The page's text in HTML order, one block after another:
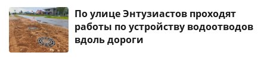
По улице Энтузиастов проходят
работы по устройству водоотводов
вдоль дороги